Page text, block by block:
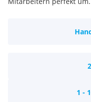
Aufgaben, gute
1 -